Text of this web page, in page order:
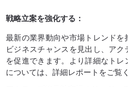
戦略立案を強化する：
最新の業界動向や市場トレンドを
ビジネスチャンスを見出し、ア
を促進できます。より詳細なトレ
については、詳細レポートをご覧